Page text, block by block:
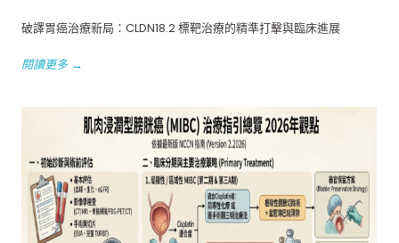
破譯胃癌治療新局：CLDN18.2 標靶治療的精準打擊與臨床進展
閱讀更多 →